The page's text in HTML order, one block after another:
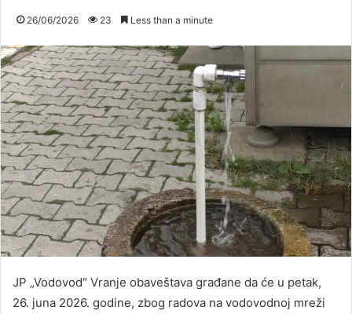
26/06/2026 23 Less than a minute
JP „Vodovod“ Vranje obaveštava građane da će u petak,
26. juna 2026. godine, zbog radova na vodovodnoj mreži